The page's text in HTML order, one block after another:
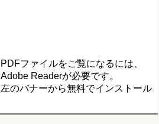
PDFファイルをご覧になるには、
Adobe Readerが必要です。
左のバナーから無料でインストール